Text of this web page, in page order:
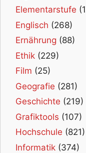
Elementarstufe
Englisch (268)
Ernährung (88)
Ethik (229)
Film (25)
Geografie (281)
Geschichte (219)
Grafiktools (107)
Hochschule (821)
Informatik (374)